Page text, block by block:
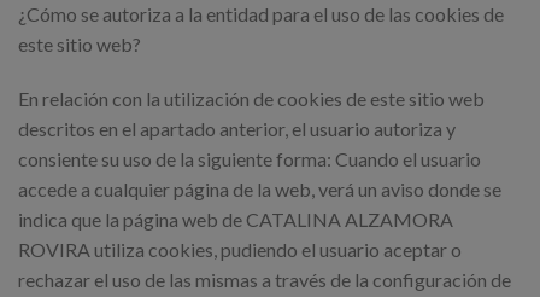
¿Cómo se autoriza a la entidad para el uso de las cookies de
este sitio web?
En relación con la utilización de cookies de este sitio web
descritos en el apartado anterior, el usuario autoriza y
consiente su uso de la siguiente forma: Cuando el usuario
accede a cualquier página de la web, verá un aviso donde se
indica que la página web de CATALINA ALZAMORA
ROVIRA utiliza cookies, pudiendo el usuario aceptar o
rechazar el uso de las mismas a través de la configuración de